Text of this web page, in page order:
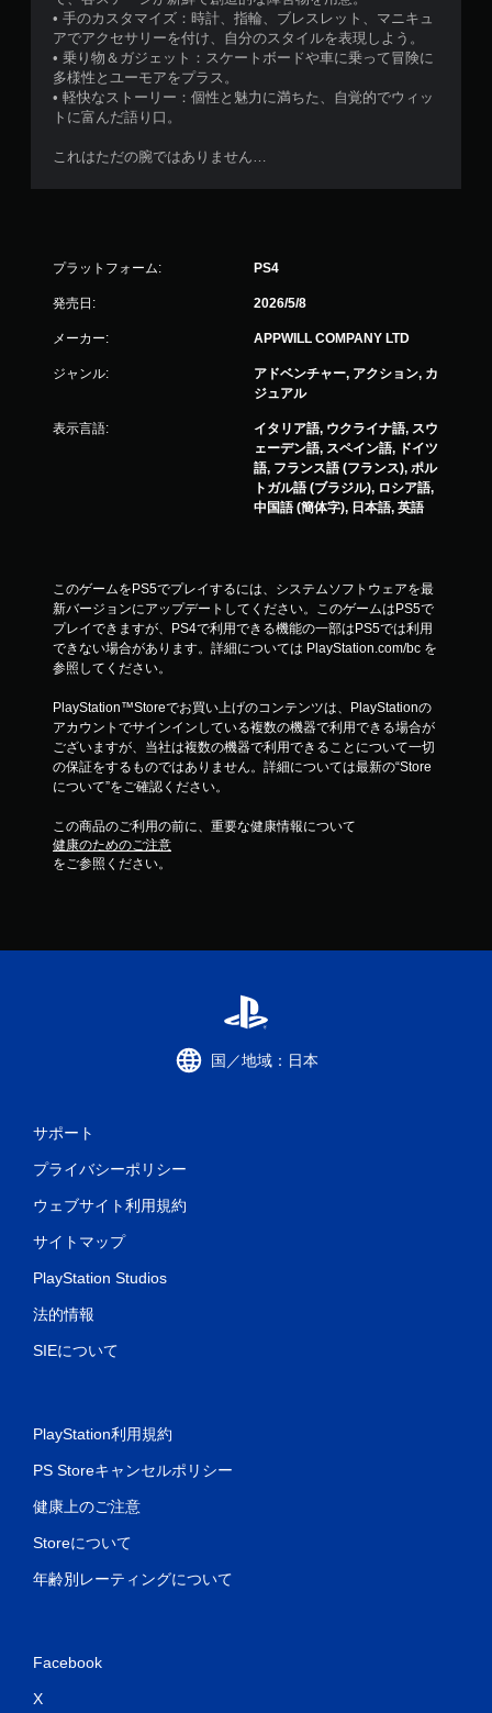
• 手のカスタマイズ：時計、指輪、ブレスレット、マニキュ
アでアクセサリーを付け、自分のスタイルを表現しよう。
• 乗り物＆ガジェット：スケートボードや車に乗って冒険に
多様性とユーモアをプラス。
• 軽快なストーリー：個性と魅力に満ちた、自覚的でウィッ
トに富んだ語り口。
これはただの腕ではありません…
プラットフォーム: PS4
発売日: 2026/5/8
メーカー: APPWILL COMPANY LTD
ジャンル:
アドベンチャー, アクション, カ
ジュアル
表示言語:
イタリア語, ウクライナ語, スウ
ェーデン語, スペイン語, ドイツ
語, フランス語 (フランス), ポル
トガル語 (ブラジル), ロシア語,
中国語 (簡体字), 日本語, 英語
このゲームをPS5でプレイするには、システムソフトウェアを最
新バージョンにアップデートしてください。このゲームはPS5で
プレイできますが、PS4で利用できる機能の一部はPS5では利用
できない場合があります。詳細については PlayStation.com/bc を
参照してください。
PlayStation™Storeでお買い上げのコンテンツは、PlayStationの
アカウントでサインインしている複数の機器で利用できる場合が
ございますが、当社は複数の機器で利用できることについて一切
の保証をするものではありません。詳細については最新の“Store
について”をご確認ください。
この商品のご利用の前に、重要な健康情報について
健康のためのご注意
をご参照ください。
国／地域：日本
サポート
プライバシーポリシー
ウェブサイト利用規約
サイトマップ
PlayStation Studios
法的情報
SIEについて
PlayStation利用規約
PS Storeキャンセルポリシー
健康上のご注意
Storeについて
年齢別レーティングについて
Facebook
X